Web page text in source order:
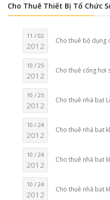
Cho Thuê Thiết Bị Tổ Chức
11 / 02
2012 Cho thuê bộ dụng
10 / 25
2012 Cho thuê cổng hơi
10 / 25
2012 Cho thuê nhà bạt
10 / 24
2012 Cho thuê nhà bạt
10 / 24
2012 Cho thuê nhà bạt
10 / 24
2012 Cho thuê nhà bạt